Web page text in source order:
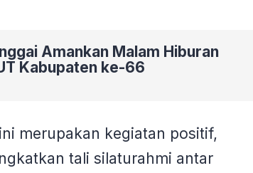
Amankan Malam Hiburan
Kabupaten ke-66
merupakan kegiatan positif,
tali silaturahmi antar